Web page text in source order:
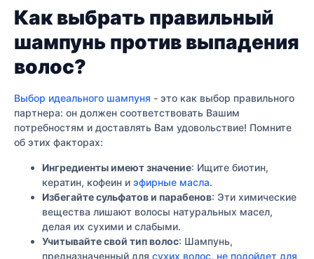
Как выбрать правильный
шампунь против выпадения
волос?
Выбор идеального шампуня - это как выбор правильного
партнера: он должен соответствовать Вашим
потребностям и доставлять Вам удовольствие! Помните
об этих факторах:
Ингредиенты имеют значение: Ищите биотин,
кератин, кофеин и эфирные масла.
Избегайте сульфатов и парабенов: Эти химические
вещества лишают волосы натуральных масел,
делая их сухими и слабыми.
Учитывайте свой тип волос: Шампунь,
предназначенный для сухих волос, не подойдет для